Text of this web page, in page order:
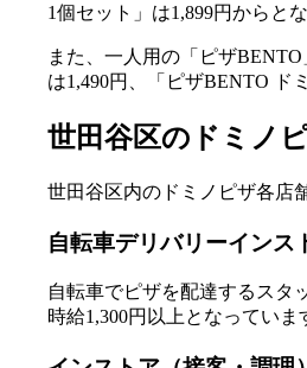
1個セット」は1,899円からと
また、一人用の「ピザ
は1,490円、「ピザBENTO ド
世田谷区のドミノ
世田谷区内のドミノピザ各店
自転車デリバリーインス
自転車でピザを配達するスタ
時給1,300円以上となっていま